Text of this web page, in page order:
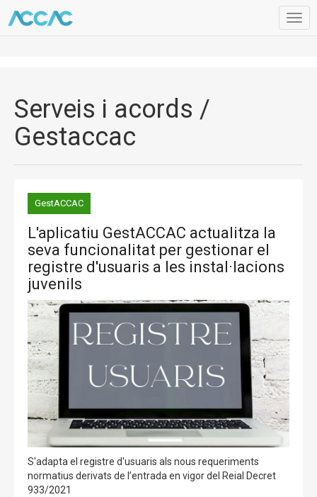
Serveis i acords /
Gestaccac
GestACCAC
L'aplicatiu GestACCAC actualitza la
seva funcionalitat per gestionar el
registre d'usuaris a les instal·lacions
juvenils
S'adapta el registre d'usuaris als nous requeriments
normatius derivats de l’entrada en vigor del Reial Decret
933/2021